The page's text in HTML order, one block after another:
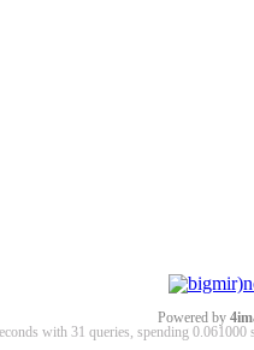
Powered by
with 31 queries, spending